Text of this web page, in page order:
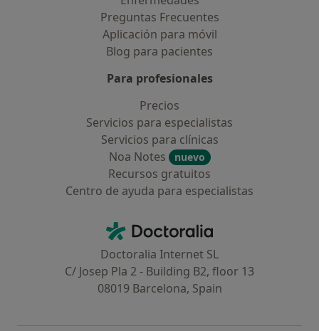
Preguntas Frecuentes
Aplicación para móvil
Blog para pacientes
Para profesionales
Precios
Servicios para especialistas
Servicios para clínicas
Noa Notes
nuevo
Recursos gratuitos
Centro de ayuda para especialistas
Doctoralia - Página de inicio
Doctoralia Internet SL
C/ Josep Pla 2 - Building B2, floor 13
08019 Barcelona, Spain